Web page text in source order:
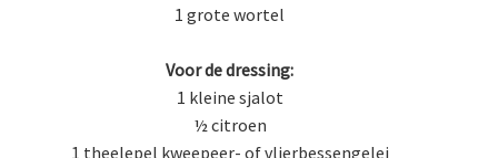
1 grote wortel
Voor de dressing:
1 kleine sjalot
½ citroen
1 theelepel kweepeer- of vlierbessengelei